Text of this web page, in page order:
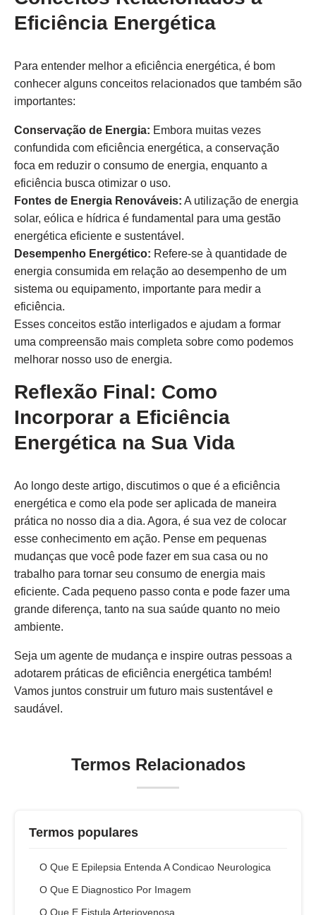
Eficiência Energética
Para entender melhor a eficiência energética, é bom
conhecer alguns conceitos relacionados que também são
importantes:
Conservação de Energia: Embora muitas vezes
confundida com eficiência energética, a conservação
foca em reduzir o consumo de energia, enquanto a
eficiência busca otimizar o uso.
Fontes de Energia Renováveis: A utilização de energia
solar, eólica e hídrica é fundamental para uma gestão
energética eficiente e sustentável.
Desempenho Energético: Refere-se à quantidade de
energia consumida em relação ao desempenho de um
sistema ou equipamento, importante para medir a
eficiência.
Esses conceitos estão interligados e ajudam a formar
uma compreensão mais completa sobre como podemos
melhorar nosso uso de energia.
Reflexão Final: Como
Incorporar a Eficiência
Energética na Sua Vida
Ao longo deste artigo, discutimos o que é a eficiência
energética e como ela pode ser aplicada de maneira
prática no nosso dia a dia. Agora, é sua vez de colocar
esse conhecimento em ação. Pense em pequenas
mudanças que você pode fazer em sua casa ou no
trabalho para tornar seu consumo de energia mais
eficiente. Cada pequeno passo conta e pode fazer uma
grande diferença, tanto na sua saúde quanto no meio
ambiente.
Seja um agente de mudança e inspire outras pessoas a
adotarem práticas de eficiência energética também!
Vamos juntos construir um futuro mais sustentável e
saudável.
Termos Relacionados
Termos populares
O Que E Epilepsia Entenda A Condicao Neurologica
O Que E Diagnostico Por Imagem
O Que E Fistula Arteriovenosa